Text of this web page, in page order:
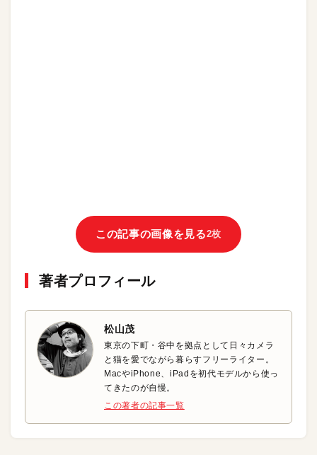
この記事の画像を見る2枚
著者プロフィール
松山茂
東京の下町・谷中を拠点として日々カメラ
と猫を愛でながら暮らすフリーライター。
MacやiPhone、iPadを初代モデルから使っ
てきたのが自慢。
この著者の記事一覧